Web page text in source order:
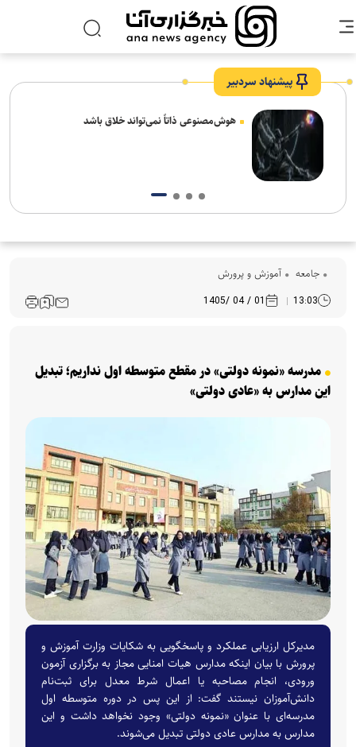
پیشنهاد سردبیر
هوش‌مصنوعی ذاتاً نمی‌تواند خلاق باشد
جامعه آموزش و پرورش
13:03
01 / 04 /1405
مدرسه «نمونه دولتی» در مقطع متوسطه اول نداریم؛ تبدیل
این مدارس به «عادی دولتی»
مدیرکل ارزیابی عملکرد و پاسخگویی به شکایات وزارت آموزش و
پرورش با بیان اینکه مدارس هیات امنایی مجاز به برگزاری آزمون
ورودی، انجام مصاحبه یا اعمال شرط معدل برای ثبت‌نام
دانش‌آموزان نیستند گفت: از این پس در دوره متوسطه اول
مدرسه‌ای با عنوان «نمونه دولتی» وجود نخواهد داشت و این
مدارس به مدارس عادی دولتی تبدیل می‌شوند.